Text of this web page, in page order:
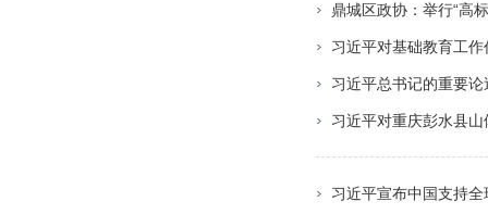
鼎城区政协：举行“高
习近平对基础教育工
习近平总书记的重要
习近平对重庆彭水县
习近平宣布中国支持